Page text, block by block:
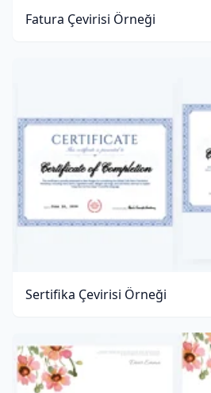
Fatura Çevirisi Örneği
Sertifika Çevirisi Örneği